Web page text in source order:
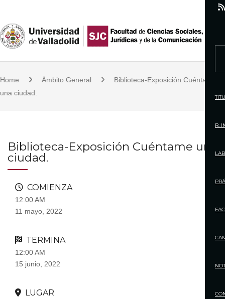
i
t
o
c
Home Ámbito General
Biblioteca-Exposición Cuéntame
una ciudad.
Biblioteca-Exposición Cuéntame una
ciudad.
COMIENZA
12:00 AM
11 mayo, 2022
TERMINA
12:00 AM
15 junio, 2022
LUGAR
r
h
o
:
R.